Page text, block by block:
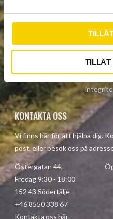
l
TILLÅT
Dina personuppgifter
KONTAKTA OSS
Vi finns här för att hjälpa dig.
post, eller besök oss på
Östergatan 44,
Fredag 9:30 - 18:00
152 43 Södertälje
+46 8550 338 67
Kontakta oss här